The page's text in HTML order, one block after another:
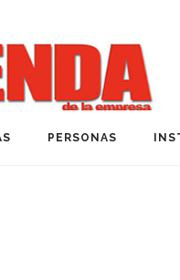
PERSONAS